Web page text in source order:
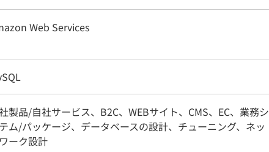
Web Services
製品/自社サービス、B2C、WEBサイト、CMS、EC、業務シ
ム/パッケージ、データベースの設計、チューニング、ネッ
ーク設計